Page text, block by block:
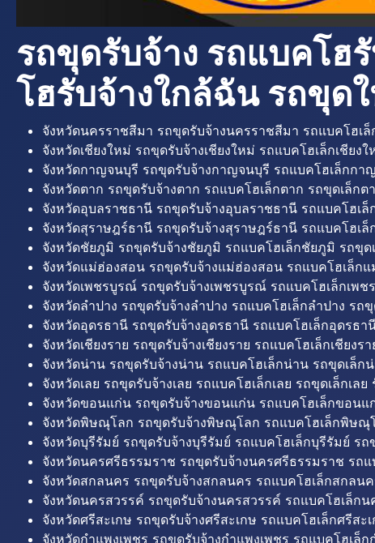
รถขุดรับจ้าง รถแบคโฮ
โฮรับจ้างใกล้ฉัน รถขุด
จังหวัดนครราชสีมา รถขุดรับจ้างนครราชสีมา รถแบคโฮ
จังหวัดเชียงใหม่ รถขุดรับจ้างเชียงใหม่ รถแบคโฮเล็กเชีย
จังหวัดกาญจนบุรี รถขุดรับจ้างกาญจนบุรี รถแบคโฮเล็กก
จังหวัดตาก รถขุดรับจ้างตาก รถแบคโฮเล็กตาก รถขุดเล็ก
จังหวัดอุบลราชธานี รถขุดรับจ้างอุบลราชธานี รถแบคโฮเ
จังหวัดสุราษฎร์ธานี รถขุดรับจ้างสุราษฎร์ธานี รถแบคโฮเ
จังหวัดชัยภูมิ รถขุดรับจ้างชัยภูมิ รถแบคโฮเล็กชัยภูมิ รถขุ
จังหวัดแม่ฮ่องสอน รถขุดรับจ้างแม่ฮ่องสอน รถแบคโฮเล็
จังหวัดเพชรบูรณ์ รถขุดรับจ้างเพชรบูรณ์ รถแบคโฮเล็กเ
จังหวัดลำปาง รถขุดรับจ้างลำปาง รถแบคโฮเล็กลำปาง รถ
จังหวัดอุดรธานี รถขุดรับจ้างอุดรธานี รถแบคโฮเล็กอุดรธ
จังหวัดเชียงราย รถขุดรับจ้างเชียงราย รถแบคโฮเล็กเชียง
จังหวัดน่าน รถขุดรับจ้างน่าน รถแบคโฮเล็กน่าน รถขุดเล็
จังหวัดเลย รถขุดรับจ้างเลย รถแบคโฮเล็กเลย รถขุดเล็กเล
จังหวัดขอนแก่น รถขุดรับจ้างขอนแก่น รถแบคโฮเล็กขอน
จังหวัดพิษณุโลก รถขุดรับจ้างพิษณุโลก รถแบคโฮเล็กพิษ
จังหวัดบุรีรัมย์ รถขุดรับจ้างบุรีรัมย์ รถแบคโฮเล็กบุรีรัมย์ ร
จังหวัดนครศรีธรรมราช รถขุดรับจ้างนครศรีธรรมราช รถ
จังหวัดสกลนคร รถขุดรับจ้างสกลนคร รถแบคโฮเล็กสกล
จังหวัดนครสวรรค์ รถขุดรับจ้างนครสวรรค์ รถแบคโฮเล็ก
จังหวัดศรีสะเกษ รถขุดรับจ้างศรีสะเกษ รถแบคโฮเล็กศรีส
จังหวัดกำแพงเพชร รถขุดรับจ้างกำแพงเพชร รถแบคโฮเล็